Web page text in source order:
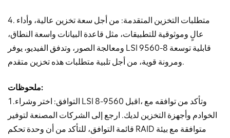
4. متطلبات التخزين المتقدمة: من أجل سعة تخزين عالية، وأداء
عالٍ وموثوقية للتطبيقات، مثل قاعدة البيانات واسعة النطاق،
ومعالجة الصور، وتدفق الفيديو، يوفر LSI 9560-8 قابلية توسعة
ومرونة قوية، من أجل تلبية متطلبات هذه تخزين متقدم.
ملحوظات:
1.التوافق: اختر وشراء LSI قبل 9560-8I، وتأكد من توافقه مع
الخوادم وأجهزة التخزين لديك. ارجع إلى الشركات المصنعة لتوفير
قائمة التوافق، للتأكد من أن وحدة تحكم RAID متوافقة مع بيئة